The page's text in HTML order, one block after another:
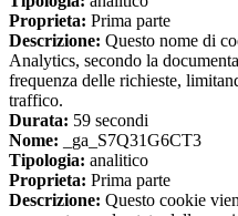
Proprieta: Prima parte
Descrizione: Questo nome di
Analytics, secondo la
frequenza delle richieste,
traffico.
Durata: 59 secondi
Nome: _ga_S7Q31G6CT3
Tipologia: analitico
Proprieta: Prima parte
Descrizione: Questo cookie